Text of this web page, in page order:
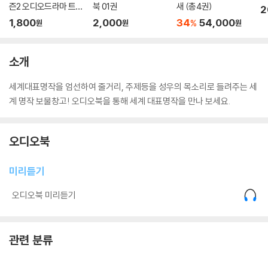
즌2 오디오드라마 트랙
01
1,800원
북 01권
2,000원
새 (총4권)
34% 54,000원
소개
세계대표명작을 엄선하여 줄거리, 주제등을 성우의 목소리로 들려주는 세
계 명작 보물창고! 오디오북을 통해 세계 대표명작을 만나 보세요.
오디오북
미리듣기
오디오북 미리듣기
관련 분류